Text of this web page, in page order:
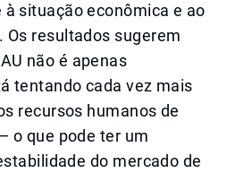
situação econômica e ao
resultados sugerem
não é apenas
tentando cada vez mais
recursos humanos de
o que pode ter um
do mercado de